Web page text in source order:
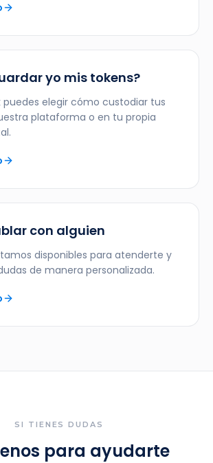
yo mis tokens?
puedes elegir cómo custodiar tus
plataforma o en tu propia
con alguien
disponibles para atenderte y
de manera personalizada.
SI TIENES DUDAS
para ayudarte